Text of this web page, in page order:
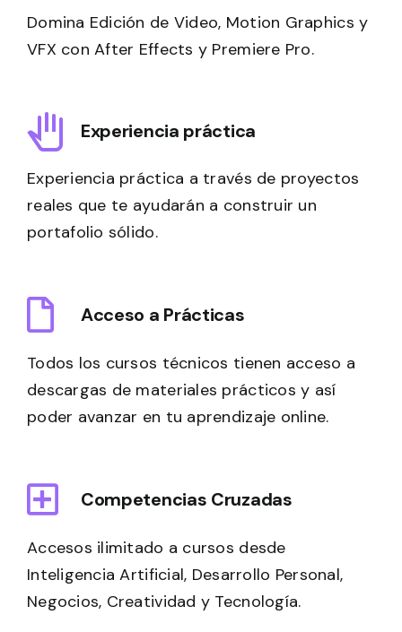
Domina Edición de Video, Motion Graphics y
VFX con After Effects y Premiere Pro.
Experiencia práctica
Experiencia práctica a través de proyectos
reales que te ayudarán a construir un
portafolio sólido.
Acceso a Prácticas
Todos los cursos técnicos tienen acceso a
descargas de materiales prácticos y así
poder avanzar en tu aprendizaje online.
Competencias Cruzadas
Accesos ilimitado a cursos desde
Inteligencia Artificial, Desarrollo Personal,
Negocios, Creatividad y Tecnología.